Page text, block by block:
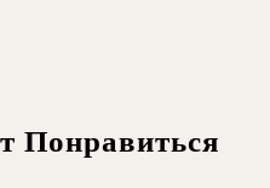
Понравиться